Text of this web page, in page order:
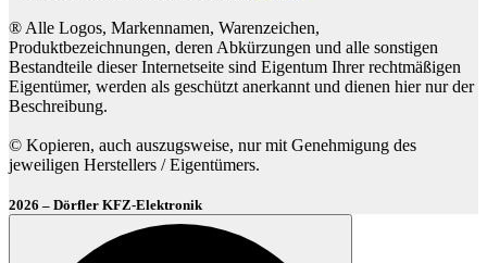
® Alle Logos, Markennamen, Warenzeichen,
Produktbezeichnungen, deren Abkürzungen und alle sonstigen
Bestandteile dieser Internetseite sind Eigentum Ihrer rechtmäßigen
Eigentümer, werden als geschützt anerkannt und dienen hier nur der
Beschreibung.
© Kopieren, auch auszugsweise, nur mit Genehmigung des
jeweiligen Herstellers / Eigentümers.
2026 – Dörfler KFZ-Elektronik